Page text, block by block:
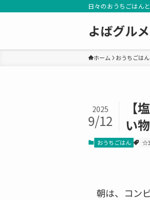
日々のおうちごはん
よばグル
ホーム おうちごはん
【
い物
2025
9/12
おうちごはん ☆3
朝は、コン